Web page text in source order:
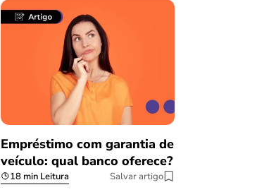
Empréstimo com garantia de
veículo: qual banco oferece?
18 min Leitura Salvar artigo